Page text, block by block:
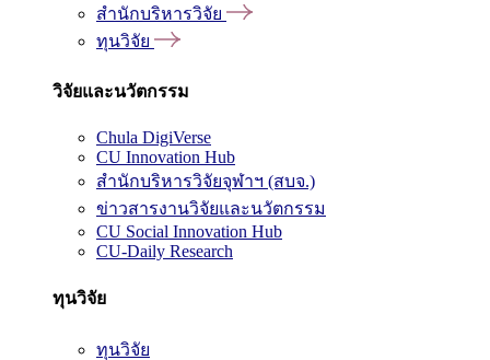
สำนักบริหารวิจัย
ทุนวิจัย
วิจัยและนวัตกรรม
Chula DigiVerse
CU Innovation Hub
สำนักบริหารวิจัยจุฬาฯ (สบจ.)
ข่าวสารงานวิจัยและนวัตกรรม
CU Social Innovation Hub
CU-Daily Research
ทุนวิจัย
ทุนวิจัย